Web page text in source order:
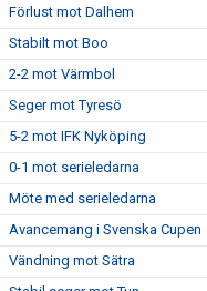
Förlust mot Dalhem
Stabilt mot Boo
2-2 mot Värmbol
Seger mot Tyresö
5-2 mot IFK Nyköping
0-1 mot serieledarna
Möte med serieledarna
Avancemang i Svenska Cupen
Vändning mot Sätra